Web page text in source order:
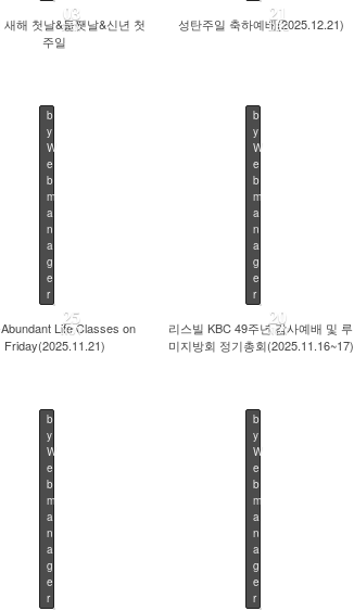
03
JAN
새해 첫날&둘쨋날&신년 첫
주일
21
DEC
성탄주일 축하예배(2025.12.21)
25
NOV
b
y
W
e
b
m
a
n
a
g
e
r
Life Classes on
Friday(2025.11.21)
20
NOV
b
y
W
e
b
m
a
n
a
g
e
r
리스빌 KBC 49주년 감사예배 및 루
미지방회 정기총회(2025.11.16~17)
b
y
W
e
b
m
a
n
a
g
e
r
b
y
W
e
b
m
a
n
a
g
e
r